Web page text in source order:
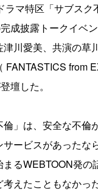
マ特区「サブスク
成披露トークイベン
津川愛美、共演の草
FANTASTICS from
壇した。
」は、安全な不倫
サービスがあった
るWEBTOON発の
えたこともなかっ